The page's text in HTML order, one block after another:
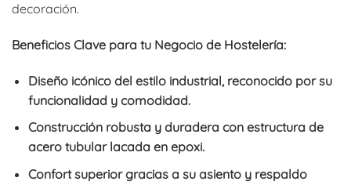
decoración.
Beneficios Clave para tu Negocio de Hostelería:
Diseño icónico del estilo industrial, reconocido por su
funcionalidad y comodidad.
Construcción robusta y duradera con estructura de
acero tubular lacada en epoxi.
Confort superior gracias a su asiento y respaldo